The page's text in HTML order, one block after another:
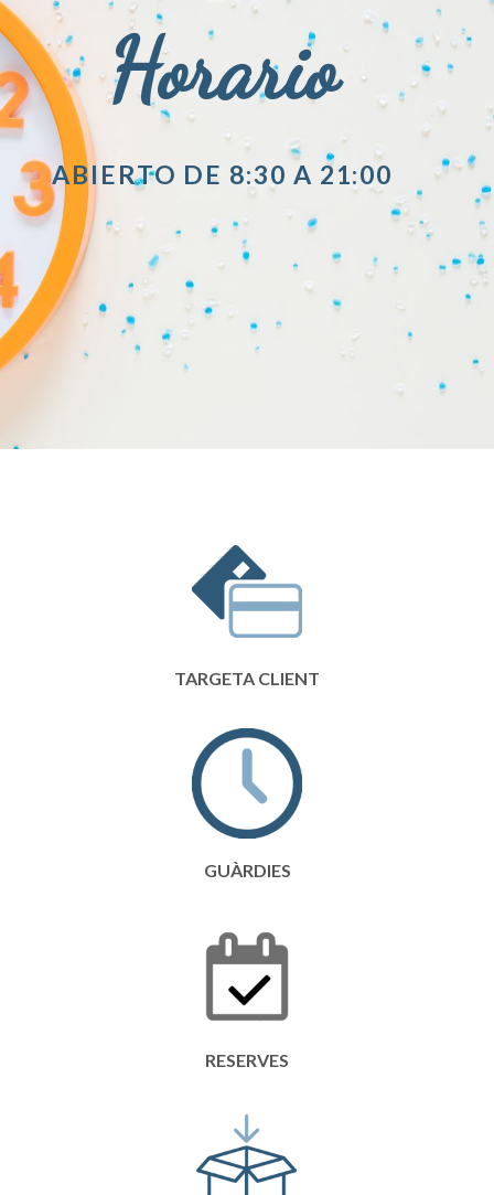
Horario
ABIERTO DE 8:30 A 21:00
TARGETA CLIENT
GUÀRDIES
RESERVES